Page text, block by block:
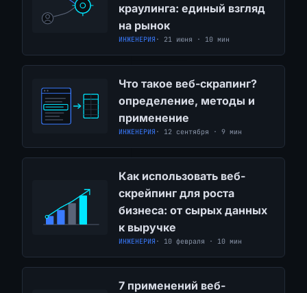
краулинга: единый взгляд
на рынок
ИНЖЕНЕРИЯ · 21 июня · 10 мин
Что такое веб-скрапинг?
определение, методы и
применение
ИНЖЕНЕРИЯ · 12 сентября · 9 мин
Как использовать веб-
скрейпинг для роста
бизнеса: от сырых данных
к выручке
ИНЖЕНЕРИЯ · 10 февраля · 10 мин
7 применений веб-